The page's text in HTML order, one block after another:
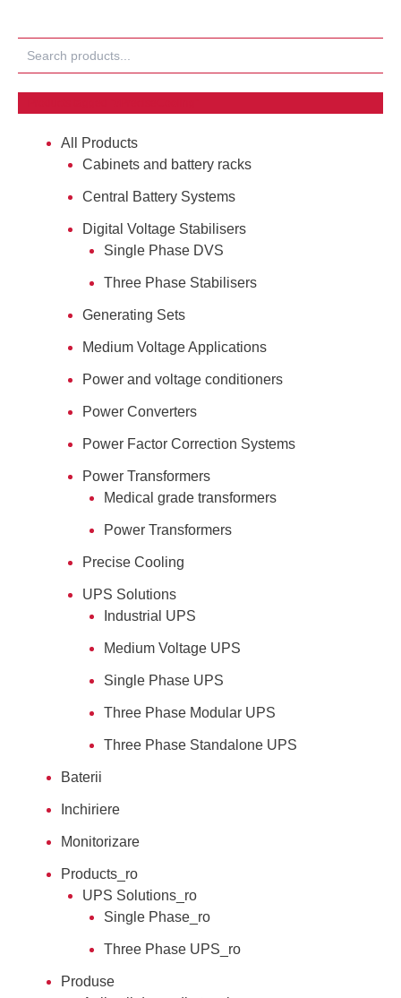
All Products
Cabinets and battery racks
Central Battery Systems
Digital Voltage Stabilisers
Single Phase DVS
Three Phase Stabilisers
Generating Sets
Medium Voltage Applications
Power and voltage conditioners
Power Converters
Power Factor Correction Systems
Power Transformers
Medical grade transformers
Power Transformers
Precise Cooling
UPS Solutions
Industrial UPS
Medium Voltage UPS
Single Phase UPS
Three Phase Modular UPS
Three Phase Standalone UPS
Baterii
Inchiriere
Monitorizare
Products_ro
UPS Solutions_ro
Single Phase_ro
Three Phase UPS_ro
Produse